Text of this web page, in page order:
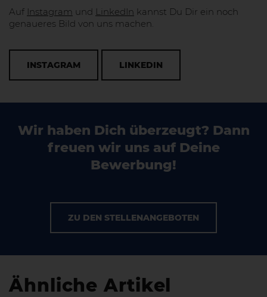
Auf Instagram und LinkedIn kannst Du Dir ein noch
genaueres Bild von uns machen.
INSTAGRAM LINKEDIN
Wir haben Dich überzeugt? Dann
freuen wir uns auf Deine
Bewerbung!
ZU DEN STELLENANGEBOTEN
Ähnliche Artikel